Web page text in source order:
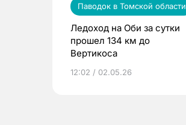
Паводок в Томской области
Ледоход на Оби за сутки
прошел 134 км до
Вертикоса
12:02 / 02.05.26